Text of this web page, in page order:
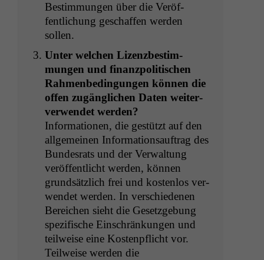
Bes­tim­mungen über die Veröf­
fentlichung geschaf­fen wer­den
sollen.
Unter welchen Lizenzbes­tim­
mungen und finanzpoli­tis­chen
Rah­menbe­din­gun­gen kön­nen die
offen zugänglichen Dat­en weit­er­
ver­wen­det werden?
Infor­ma­tio­nen, die gestützt auf den
all­ge­meinen Infor­ma­tion­sauf­trag des
Bun­desrats und der Ver­wal­tung
veröf­fentlicht wer­den, kön­nen
grund­sät­zlich frei und kosten­los ver­
wen­det wer­den. In ver­schiede­nen
Bere­ichen sieht die Geset­zge­bung
spez­i­fis­che Ein­schränkun­gen und
teil­weise eine Kostenpflicht vor.
Teil­weise wer­den die